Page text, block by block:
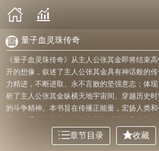
量子血灵珠传奇
《量子血灵珠传奇》从主人公张其金即将结束
开的想像，叙述了主人公张其金具有神话般的
力精进，不断进取、永不言败的坚强意志；体
析了主人公张其金纵横天地宇宙间、穿越历史
的斗争精神。本书旨在传播正能量，宏扬人类
量子血灵珠传奇电影简介量子血灵珠传奇
量子血灵珠传奇 张其金量子血灵珠传奇
章节目录 收藏